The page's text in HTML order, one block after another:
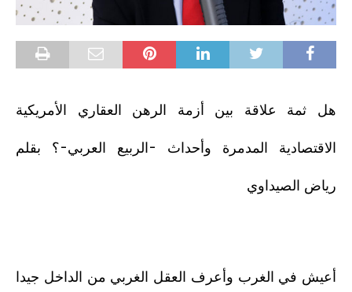
هل ثمة علاقة بين أزمة الرهن العقاري الأمريكية
الاقتصادية المدمرة وأحداث -الربيع العربي-؟ بقلم
رياض الصيداوي
أعيش في الغرب وأعرف العقل الغربي من الداخل جيدا